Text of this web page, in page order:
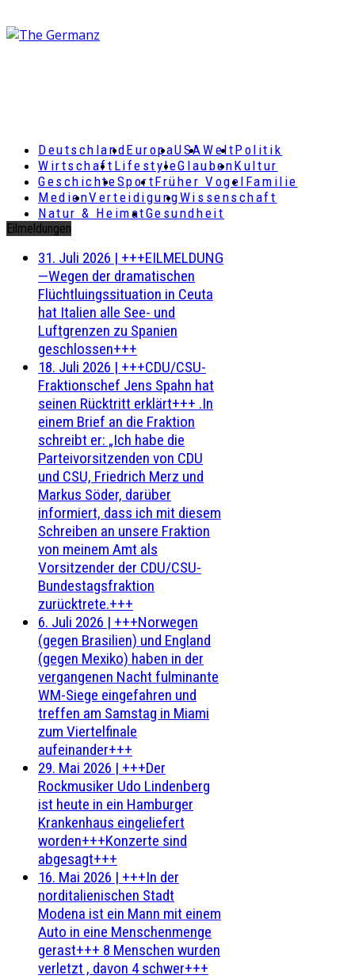
DeutschlandEuropaUSAWeltPolitik
Wirtschaft LifestyleGlaubenKultur
GeschichteSportFrüher Vogel Familie
MedienVerteidigungWissenschaft
Natur & HeimatGesundheit
Eilmeldungen
31. Juli 2026 | +++EILMELDUNG
—Wegen der dramatischen
Flüchtluingssituation in Ceuta
hat Italien alle See- und
Luftgrenzen zu Spanien
geschlossen+++
18. Juli 2026 | +++CDU/CSU-
Fraktionschef Jens Spahn hat
seinen Rücktritt erklärt+++ .In
einem Brief an die Fraktion
schreibt er: „Ich habe die
Parteivorsitzenden von CDU
und CSU, Friedrich Merz und
Markus Söder, darüber
informiert, dass ich mit diesem
Schreiben an unsere Fraktion
von meinem Amt als
Vorsitzender der CDU/CSU-
Bundestagsfraktion
zurücktrete.+++
6. Juli 2026 | +++Norwegen
(gegen Brasilien) und England
(gegen Mexiko) haben in der
vergangenen Nacht fulminante
WM-Siege eingefahren und
treffen am Samstag in Miami
zum Viertelfinale
aufeinander+++
29. Mai 2026 | +++Der
Rockmusiker Udo Lindenberg
ist heute in ein Hamburger
Krankenhaus eingeliefert
worden+++Konzerte sind
abgesagt+++
16. Mai 2026 | +++In der
norditalienischen Stadt
Modena ist ein Mann mit einem
Auto in eine Menschenmenge
gerast+++ 8 Menschen wurden
verletzt , davon 4 schwer+++